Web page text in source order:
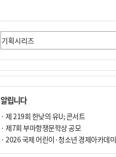
알립니다
· 제 219회 한낮의 유U; 콘서트
· 제7회 부마항쟁문학상 공모
· 2026 국제 어린이·청소년 경제아카데미